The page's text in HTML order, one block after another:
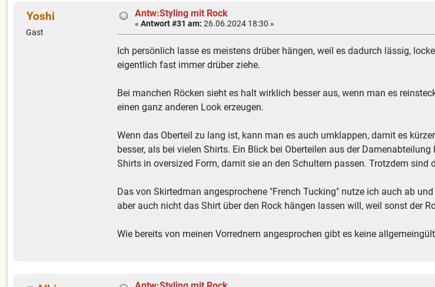
Yoshi
Gast
Antw:Styling mit Rock
«Antwort #31 am: 26.06.2024 18:30 »
Ich persönlich lasse es meistens drüber hängen, weil es dadurch lässig,
eigentlich fast immer drüber ziehe.
Bei manchen Röcken sieht es halt wirklich besser aus, wenn man es
einen ganz anderen Look erzeugen.
Wenn das Oberteil zu lang ist, kann man es auch umklappen, damit es
besser, als bei vielen Shirts. Ein Blick bei Oberteilen aus der
Shirts in oversized Form, damit sie an den Schultern passen. Trotzdem sind
Das von Skirtedman angesprochene "French Tucking" nutze ich auch ab
aber auch nicht das Shirt über den Rock hängen lassen will, weil sonst der
Wie bereits von meinen Vorrednern angesprochen gibt es keine